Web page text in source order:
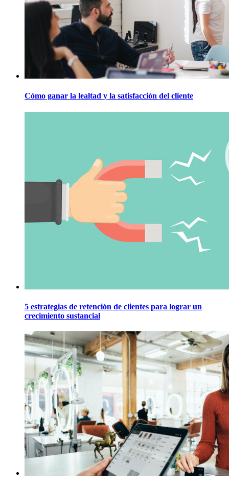
Cómo ganar la lealtad y la satisfacción del cliente
5 estrategias de retención de clientes para lograr un
crecimiento sustancial